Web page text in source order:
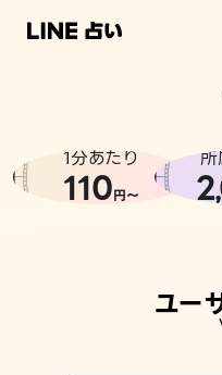
相談事例
1分あたり
110円〜 2,
ユー